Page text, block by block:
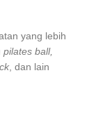
yang lebih
pilates ball,
, dan lain